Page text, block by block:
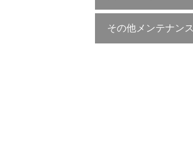
その他メンテナンス